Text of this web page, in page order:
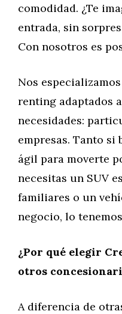
comodidad. ¿Te
entrada, sin
Con nosotros es
Nos
renting adaptados
necesidades:
empresas. Tanto si
ágil para moverte
necesitas un SUV
familiares o un
negocio, lo
¿Por qué elegir
otros
A diferencia de